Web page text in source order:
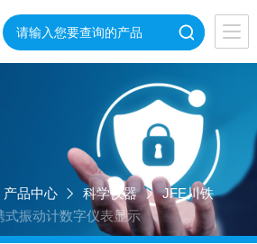
产品中心 科学仪器
JFE川铁
式振动计数字仪表显示